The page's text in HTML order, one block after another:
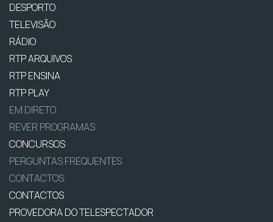
DESPORTO
TELEVISÃO
RÁDIO
RTP ARQUIVOS
RTP ENSINA
RTP PLAY
EM DIRETO
REVER PROGRAMAS
CONCURSOS
PERGUNTAS FREQUENTES
CONTACTOS
CONTACTOS
PROVEDORA DO TELESPECTADOR